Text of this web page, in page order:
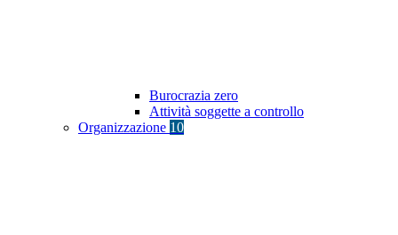
Burocrazia zero
Attività soggette a controllo
Organizzazione 10